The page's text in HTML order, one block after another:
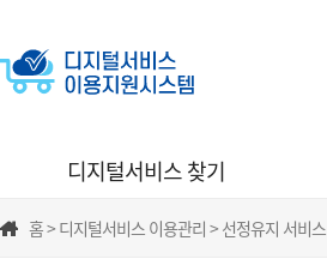
디지털서비스 찾기
홈 > 디지털서비스 이용관리 > 선정유지 서비스